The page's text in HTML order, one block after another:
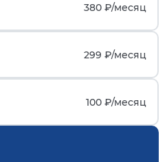
380 ₽/месяц
299 ₽/месяц
100 ₽/месяц